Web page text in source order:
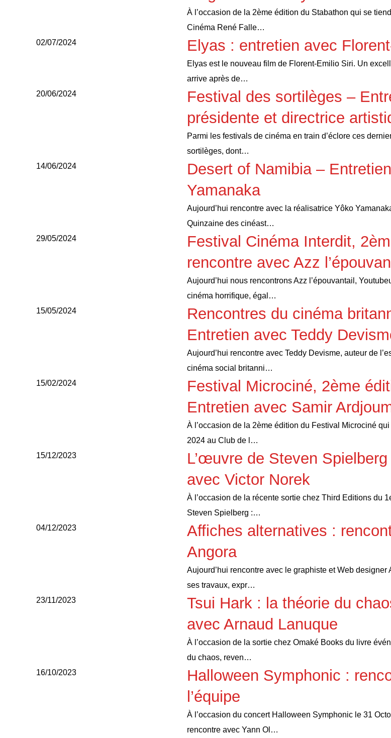
À l’occasion de la 2ème édition du Stabathon qui se
Cinéma René Falle…
02/07/2024
Elyas : entretien avec
Elyas est le nouveau film de Florent-Emilio Siri. Un
arrive après de…
20/06/2024
Festival des sortilèges –
présidente et directrice
Parmi les festivals de cinéma en train d’éclore ces
sortilèges, dont…
14/06/2024
Desert of Namibia –
Yamanaka
Aujourd’hui rencontre avec la réalisatrice Yôko
Quinzaine des cinéast…
29/05/2024
Festival Cinéma Interdit,
rencontre avec Azz
Aujourd’hui nous rencontrons Azz l’épouvantail,
cinéma horrifique, égal…
15/05/2024
Rencontres du cinéma
Entretien avec Teddy
Aujourd’hui rencontre avec Teddy Devisme, auteur de
cinéma social britanni…
15/02/2024
Festival Microciné, 2ème
Entretien avec Samir
À l’occasion de la 2ème édition du Festival Microciné
2024 au Club de l…
15/12/2023
L’œuvre de Steven
avec Victor Norek
À l’occasion de la récente sortie chez Third Editions du
Steven Spielberg :…
04/12/2023
Affiches alternatives :
Angora
Aujourd’hui rencontre avec le graphiste et Web
ses travaux, expr…
23/11/2023
Tsui Hark : la théorie du
avec Arnaud Lanuque
À l’occasion de la sortie chez Omaké Books du livre
du chaos, reven…
16/10/2023
Halloween Symphonic :
l’équipe
À l’occasion du concert Halloween Symphonic le 31
rencontre avec Yann Ol…